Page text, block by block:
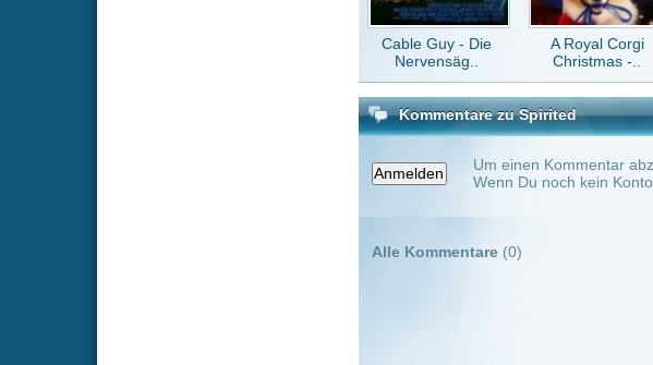
Alle Kommentare(0)